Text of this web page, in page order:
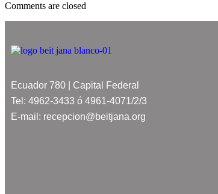
Comments are closed
Ecuador 780 | Capital Federal
Tel: 4962-3433 ó 4961-4071/2/3
E-mail: recepcion@beitjana.org